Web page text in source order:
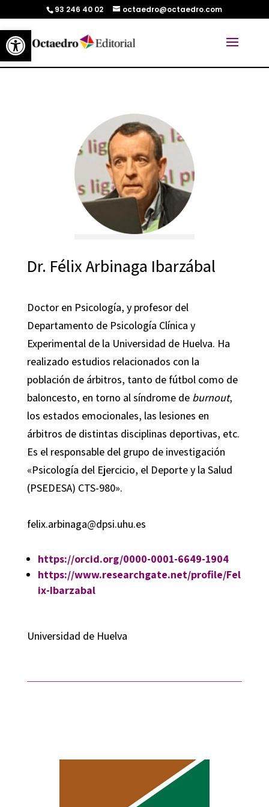
Abrir barra de herramientas
93 246 40 02 octaedro@octaedro.com
Dr. Félix Arbinaga Ibarzábal
Doctor en Psicología, y profesor del
Departamento de Psicología Clínica y
Experimental de la Universidad de Huelva. Ha
realizado estudios relacionados con la
población de árbitros, tanto de fútbol como de
baloncesto, en torno al síndrome de burnout,
los estados emocionales, las lesiones en
árbitros de distintas disciplinas deportivas, etc.
Es el responsable del grupo de investigación
«Psicología del Ejercicio, el Deporte y la Salud
(PSEDESA) CTS-980».
felix.arbinaga@dpsi.uhu.es
https://orcid.org/0000-0001-6649-1904
https://www.researchgate.net/profile/Fel
ix-Ibarzabal
Universidad de Huelva